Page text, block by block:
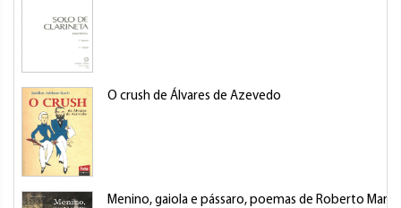
O crush de Álvares de Azevedo
Menino, gaiola e pássaro, poemas de Roberto